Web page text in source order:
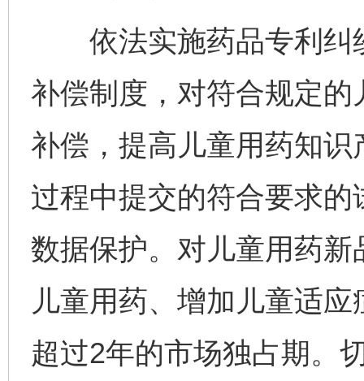
依法实施药品专利纠
补偿制度，对符合规定
补偿，提高儿童用药知
过程中提交的符合要求
数据保护。对儿童用药
儿童用药、增加儿童适
超过2年的市场独占期。